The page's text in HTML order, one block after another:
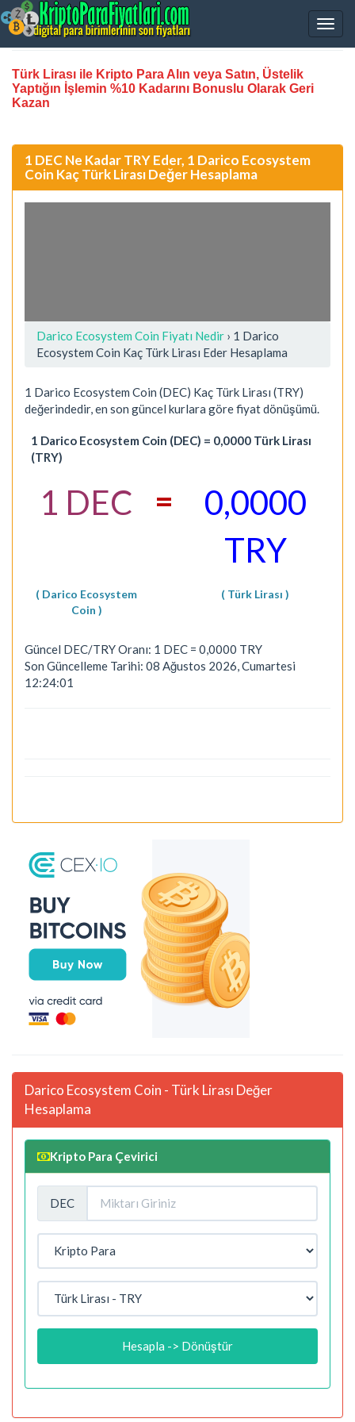
Türk Lirası ile Kripto Para Alın veya Satın, Üstelik
Yaptığın İşlemin %10 Kadarını Bonuslu Olarak Geri
Kazan
1 DEC Ne Kadar TRY Eder, 1 Darico Ecosystem
Coin Kaç Türk Lirası Değer Hesaplama
Darico Ecosystem Coin Fiyatı Nedir › 1 Darico
Ecosystem Coin Kaç Türk Lirası Eder Hesaplama
1 Darico Ecosystem Coin (DEC) Kaç Türk Lirası (TRY)
değerindedir, en son güncel kurlara göre fiyat dönüşümü.
1 Darico Ecosystem Coin (DEC) = 0,0000 Türk Lirası
(TRY)
1 DEC =
0,0000
TRY
( Darico Ecosystem
Coin )
( Türk Lirası )
Güncel DEC/TRY Oranı: 1 DEC = 0,0000 TRY
Son Güncelleme Tarihi: 08 Ağustos 2026, Cumartesi
12:24:01
Darico Ecosystem Coin - Türk Lirası Değer
Hesaplama
Kripto Para Çevirici
DEC
Hesapla -> Dönüştür